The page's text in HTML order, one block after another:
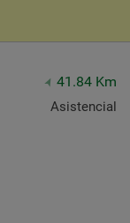
41.84 Km
Asistencial